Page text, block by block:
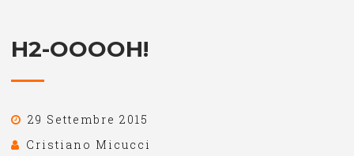
H2-OOOOH!
29 Settembre 2015
Cristiano Micucci